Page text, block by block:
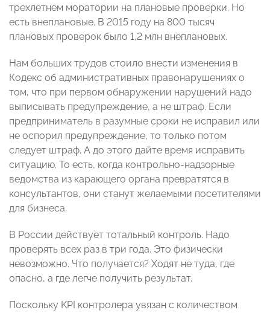
трехлетнем моратории на плановые проверки. Но
есть внеплановые. В 2015 году на 800 тысяч
плановых проверок было 1,2 млн внеплановых.
Нам больших трудов стоило внести изменения в
Кодекс об административных правонарушениях о
том, что при первом обнаружении нарушений надо
выписывать предупреждение, а не штраф. Если
предприниматель в разумные сроки не исправил или
не оспорил предупреждение, то только потом
следует штраф. А до этого дайте время исправить
ситуацию. То есть, когда контрольно-надзорные
ведомства из карающего органа превратятся в
консультантов, они станут желаемыми посетителями
для бизнеса.
В России действует тотальный контроль. Надо
проверять всех раз в три года. Это физически
невозможно. Что получается? Ходят не туда, где
опасно, а где легче получить результат.
Поскольку KPI контролера увязан с количеством